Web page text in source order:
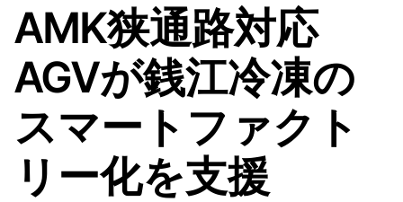
AMK狭通路対応
AGVが銭江冷凍の
スマートファクト
リー化を支援